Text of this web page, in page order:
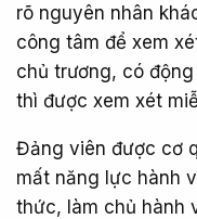
rõ nguyên nhân
công tâm để xem
chủ trương, có
thì được xem xét
Đảng viên được cơ
mất năng lực hành
thức, làm chủ hành